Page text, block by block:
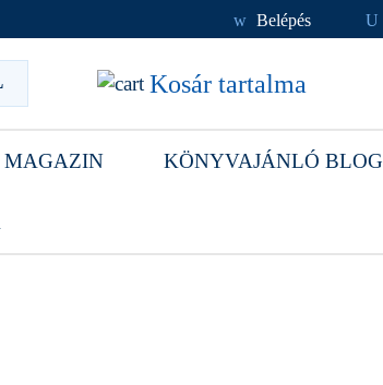
w Belépés U
Kosár tartalma
MAGAZIN KÖNYVAJÁNLÓ BLOG